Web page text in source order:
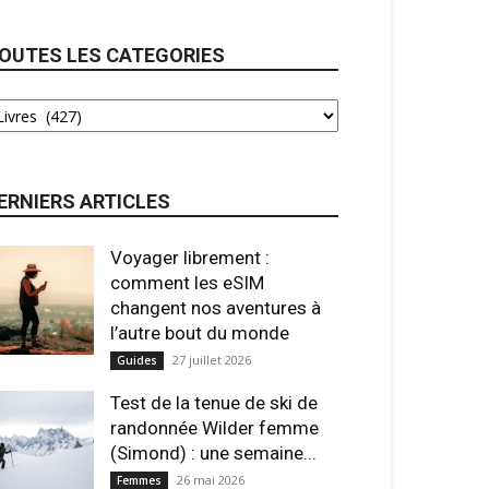
LES CATEGORIES
ARTICLES
Voyager librement :
comment les eSIM
changent nos aventures à
l’autre bout du monde
Guides 27 juillet 2026
Test de la tenue de ski de
randonnée Wilder femme
(Simond) : une semaine...
Femmes 26 mai 2026